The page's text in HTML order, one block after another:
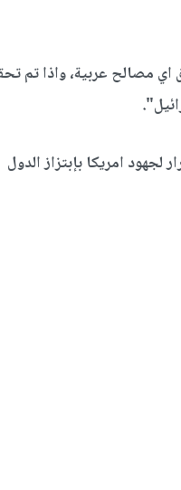
اي مصالح عربية، واذا تم
امريكا بإبتزاز الدول